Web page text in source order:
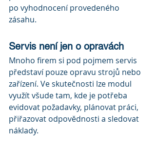
po vyhodnocení provedeného
zásahu.
Servis není jen o opravách
Mnoho firem si pod pojmem servis
představí pouze opravu strojů nebo
zařízení. Ve skutečnosti lze modul
využít všude tam, kde je potřeba
evidovat požadavky, plánovat práci,
přiřazovat odpovědnosti a sledovat
náklady.